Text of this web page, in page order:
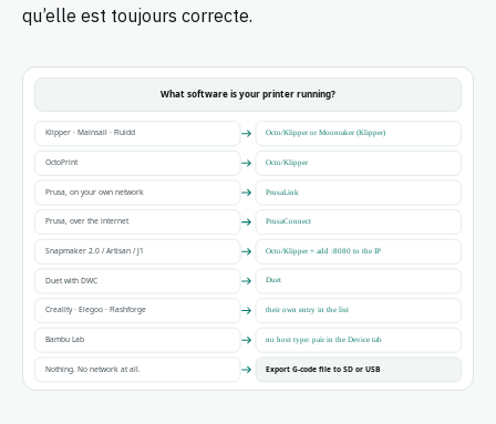
qu’elle est toujours correcte.